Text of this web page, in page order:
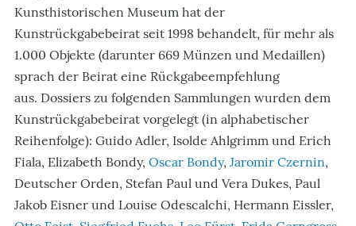
Kunsthistorischen Museum hat der
Kunstrückgabebeirat seit 1998 behandelt, für mehr als
1.000 Objekte (darunter 669 Münzen und Medaillen)
sprach der Beirat eine Rückgabeempfehlung
aus. Dossiers zu folgenden Sammlungen wurden dem
Kunstrückgabebeirat vorgelegt (in alphabetischer
Reihenfolge): Guido Adler, Isolde Ahlgrimm und Erich
Fiala, Elizabeth Bondy, Oscar Bondy, Jaromir Czernin,
Deutscher Orden, Stefan Paul und Vera Dukes, Paul
Jakob Eisner und Louise Odescalchi, Hermann Eissler,